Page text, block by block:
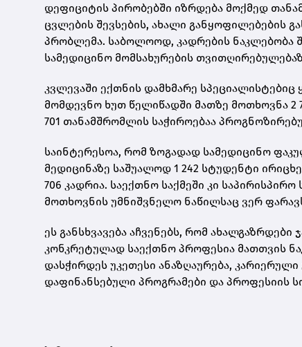
დეფიციტის პირობებში იზრდება მოქმედ
ცვლების შევსების, ახალი განყოფილებების
პრობლემა. საბოლოოდ, კადრების ნაკლებობა
სამედიცინო მომსახურების
კვლევაში ექთნის დამხმარე
მომდევნო ხუთ წელიწადში მათზე მოთხოვნა 2
701 თანამშრომლის საჭიროებაა
საინტერესოა, რომ ზოგადად სამედიცინო
მედიცინაზე საშუალოდ 1 242 სტუდენტი
706 კადრია. საექთნო საქმეში კი
მოთხოვნის უმნიშვნელო ნაწილსაც ვერ
ეს განსხვავება აჩვენებს, რომ
კონკრეტულად საექთნო პროფესია მათთვის
დასჭირდეს უკეთესი ანაზღაურება,
დაფინანსებული პროგრამები და პროფესიის